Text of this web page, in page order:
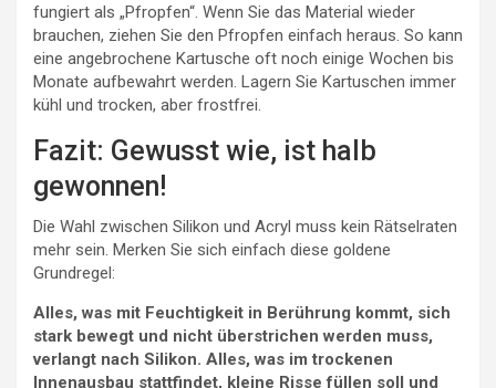
fungiert als „Pfropfen“. Wenn Sie das Material wieder
brauchen, ziehen Sie den Pfropfen einfach heraus. So kann
eine angebrochene Kartusche oft noch einige Wochen bis
Monate aufbewahrt werden. Lagern Sie Kartuschen immer
kühl und trocken, aber frostfrei.
Fazit: Gewusst wie, ist halb
gewonnen!
Die Wahl zwischen Silikon und Acryl muss kein Rätselraten
mehr sein. Merken Sie sich einfach diese goldene
Grundregel:
Alles, was mit Feuchtigkeit in Berührung kommt, sich
stark bewegt und nicht überstrichen werden muss,
verlangt nach Silikon. Alles, was im trockenen
Innenausbau stattfindet, kleine Risse füllen soll und